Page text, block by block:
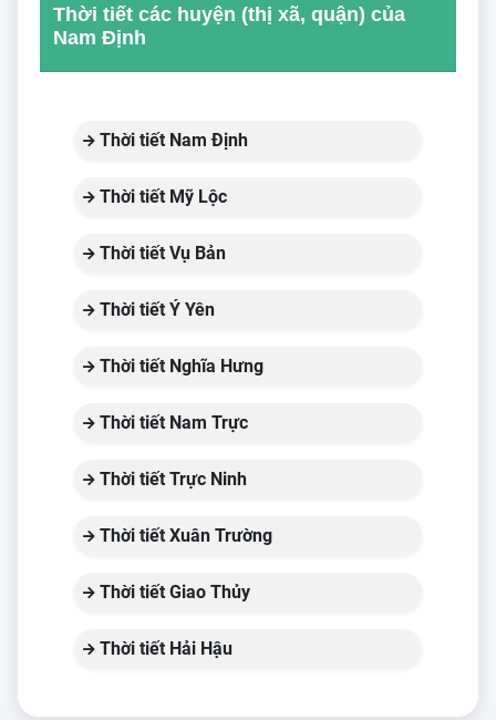
Thời tiết các huyện (thị xã, quận) của
Nam Định
Thời tiết Nam Định
Thời tiết Mỹ Lộc
Thời tiết Vụ Bản
Thời tiết Ý Yên
Thời tiết Nghĩa Hưng
Thời tiết Nam Trực
Thời tiết Trực Ninh
Thời tiết Xuân Trường
Thời tiết Giao Thủy
Thời tiết Hải Hậu